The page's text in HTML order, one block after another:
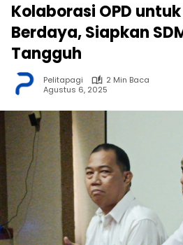
Kolaborasi OPD
Berdaya, Siapkan
Tangguh
Pelitapagi
2 Min Baca
Agustus 6, 2025